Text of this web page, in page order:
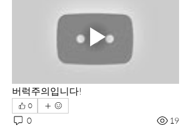
버럭주의입니다!
0
0 19